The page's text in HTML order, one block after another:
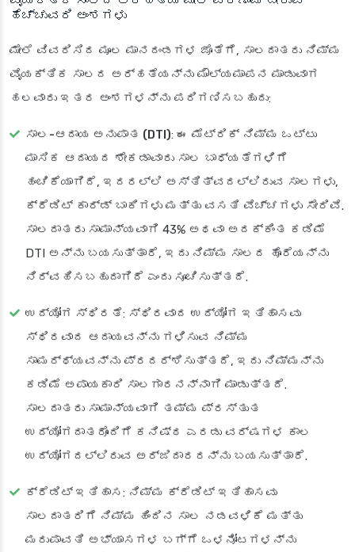
ಹೆಚ್ಚುವರಿ ಅಂಶಗಳು
ಮೇಲೆ ವಿವರಿಸಿದ ಮೂಲ ಮಾನದಂಡಗಳ ಜೊತೆಗೆ, ಸಾಲದಾತರು ನಿಮ್ಮ
ವೈಯಕ್ತಿಕ ಸಾಲದ ಅರ್ಹತೆಯನ್ನು ಮೌಲ್ಯಮಾಪನ ಮಾಡುವಾಗ
ಹಲವಾರು ಇತರ ಅಂಶಗಳನ್ನು ಪರಿಗಣಿಸಬಹುದು:
ಸಾಲ-ಆದಾಯ ಅನುಪಾತ (DTI): ಈ ಮೆಟ್ರಿಕ್ ನಿಮ್ಮ ಒಟ್ಟು
ಮಾಸಿಕ ಆದಾಯದ ಶೇಕಡಾವಾರು ಸಾಲ ಬಾಧ್ಯತೆಗಳಿಗೆ
ಹಂಚಿಕೆಯಾಗಿದೆ, ಇದರಲ್ಲಿ ಅಸ್ತಿತ್ವದಲ್ಲಿರುವ ಸಾಲಗಳು,
ಕ್ರೆಡಿಟ್ ಕಾರ್ಡ್ ಬಾಕಿಗಳು ಮತ್ತು ವಸತಿ ವೆಚ್ಚಗಳು ಸೇರಿವೆ.
ಸಾಲದಾತರು ಸಾಮಾನ್ಯವಾಗಿ 43% ಅಥವಾ ಅದಕ್ಕಿಂತ ಕಡಿಮೆ
DTI ಅನ್ನು ಬಯಸುತ್ತಾರೆ, ಇದು ನಿಮ್ಮ ಸಾಲದ ಹೊರೆಯನ್ನು
ನಿರ್ವಹಿಸಬಹುದಾಗಿದೆ ಎಂದು ಸೂಚಿಸುತ್ತದೆ.
ಉದ್ಯೋಗ ಸ್ಥಿರತೆ: ಸ್ಥಿರವಾದ ಉದ್ಯೋಗ ಇತಿಹಾಸವು
ಸ್ಥಿರವಾದ ಆದಾಯವನ್ನು ಗಳಿಸುವ ನಿಮ್ಮ
ಸಾಮರ್ಥ್ಯವನ್ನು ಪ್ರದರ್ಶಿಸುತ್ತದೆ, ಇದು ನಿಮ್ಮನ್ನು
ಕಡಿಮೆ ಅಪಾಯಕಾರಿ ಸಾಲಗಾರನನ್ನಾಗಿ ಮಾಡುತ್ತದೆ.
ಸಾಲದಾತರು ಸಾಮಾನ್ಯವಾಗಿ ತಮ್ಮ ಪ್ರಸ್ತುತ
ಉದ್ಯೋಗದಾತರೊಂದಿಗೆ ಕನಿಷ್ಠ ಎರಡು ವರ್ಷಗಳ ಕಾಲ
ಉದ್ಯೋಗದಲ್ಲಿರುವ ಅರ್ಜಿದಾರರನ್ನು ಬಯಸುತ್ತಾರೆ.
ಕ್ರೆಡಿಟ್ ಇತಿಹಾಸ: ನಿಮ್ಮ ಕ್ರೆಡಿಟ್ ಇತಿಹಾಸವು
ಸಾಲದಾತರಿಗೆ ನಿಮ್ಮ ಹಿಂದಿನ ಸಾಲ ನಡವಳಿಕೆ ಮತ್ತು
ಮರುಪಾವತಿ ಅಭ್ಯಾಸಗಳ ಬಗ್ಗೆ ಒಳನೋಟಗಳನ್ನು